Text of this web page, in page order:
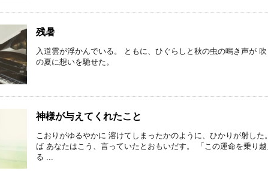
残暑
入道雲が浮かんでいる。 ともに、ひぐらしと秋の虫の鳴き声が
の夏に想いを馳せた。
神様が与えてくれたこと
こおりがゆるやかに 溶けてしまったかのように、ひかりが射し
ば あなたはこう、言っていたとおもいだす。 「この運命を乗り
る ...